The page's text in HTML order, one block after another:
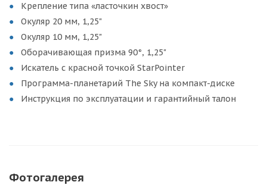
Крепление типа «ласточкин хвост»
Окуляр 20 мм, 1,25"
Окуляр 10 мм, 1,25"
Оборачивающая призма 90°, 1,25"
Искатель с красной точкой StarPointer
Программа-планетарий The Sky на компакт-диске
Инструкция по эксплуатации и гарантийный талон
Фотогалерея